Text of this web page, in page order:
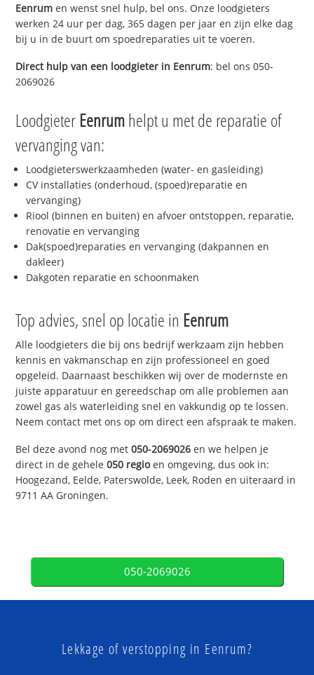
Eenrum en wenst snel hulp, bel ons. Onze loodgieters
werken 24 uur per dag, 365 dagen per jaar en zijn elke dag
bij u in de buurt om spoedreparaties uit te voeren.
Direct hulp van een loodgieter in Eenrum: bel ons 050-
2069026
Loodgieter Eenrumhelpt u met de reparatie of
vervanging van:
Loodgieterswerkzaamheden (water- en gasleiding)
CV installaties (onderhoud, (spoed)reparatie en
vervanging)
Riool (binnen en buiten) en afvoer ontstoppen, reparatie,
renovatie en vervanging
Dak(spoed)reparaties en vervanging (dakpannen en
dakleer)
Dakgoten reparatie en schoonmaken
Top advies, snel op locatie in Eenrum
Alle loodgieters die bij ons bedrijf werkzaam zijn hebben
kennis en vakmanschap en zijn professioneel en goed
opgeleid. Daarnaast beschikken wij over de modernste en
juiste apparatuur en gereedschap om alle problemen aan
zowel gas als waterleiding snel en vakkundig op te lossen.
Neem contact met ons op om direct een afspraak te maken.
Bel deze avond nog met050-2069026 en we helpen je
direct in de gehele050 regioen omgeving, dus ook in:
Hoogezand, Eelde, Paterswolde, Leek, Roden en uiteraard in
9711 AA Groningen.
050-2069026
Lekkage of verstopping in Eenrum?